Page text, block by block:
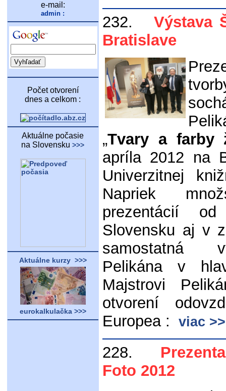
e-mail:
admin :
Počet otvorení
dnes a celkom :
Aktuálne počasie
na Slovensku >>>
Aktuálne kurzy >>>
eurokalkulačka >>>
232.
Výstava
Bratislave
„Tvary a farby
apríla 2012 na
Univerzitnej
Napriek
prezentácií
Slovensku aj v
samostatná
Pelikána v
Majstrovi
otvorení
Europea :
viac
228.
Foto 2012